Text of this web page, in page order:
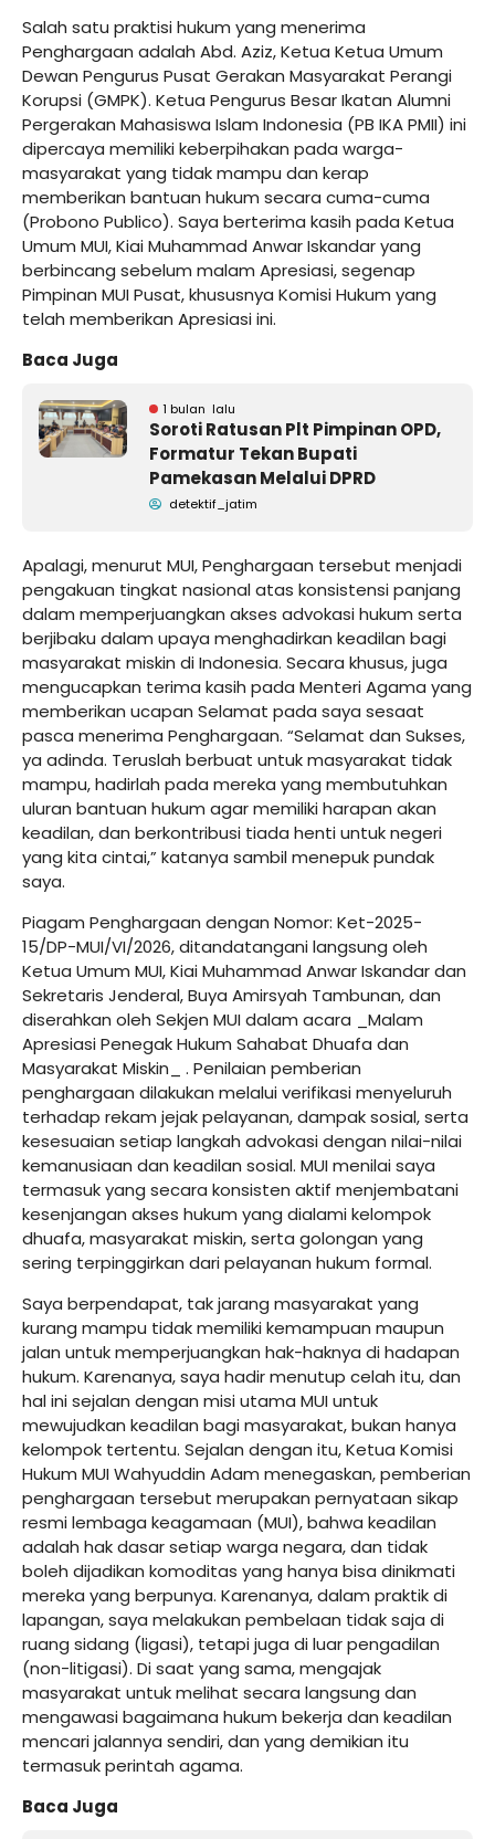
Salah satu praktisi hukum yang menerima
Penghargaan adalah Abd. Aziz, Ketua Ketua Umum
Dewan Pengurus Pusat Gerakan Masyarakat Perangi
Korupsi (GMPK). Ketua Pengurus Besar Ikatan Alumni
Pergerakan Mahasiswa Islam Indonesia (PB IKA PMII) ini
dipercaya memiliki keberpihakan pada warga-
masyarakat yang tidak mampu dan kerap
memberikan bantuan hukum secara cuma-cuma
(Probono Publico). Saya berterima kasih pada Ketua
Umum MUI, Kiai Muhammad Anwar Iskandar yang
berbincang sebelum malam Apresiasi, segenap
Pimpinan MUI Pusat, khususnya Komisi Hukum yang
telah memberikan Apresiasi ini.
Baca Juga
1 bulan lalu
Soroti Ratusan Plt Pimpinan OPD,
Formatur Tekan Bupati
Pamekasan Melalui DPRD
detektif_jatim
Apalagi, menurut MUI, Penghargaan tersebut menjadi
pengakuan tingkat nasional atas konsistensi panjang
dalam memperjuangkan akses advokasi hukum serta
berjibaku dalam upaya menghadirkan keadilan bagi
masyarakat miskin di Indonesia. Secara khusus, juga
mengucapkan terima kasih pada Menteri Agama yang
memberikan ucapan Selamat pada saya sesaat
pasca menerima Penghargaan. “Selamat dan Sukses,
ya adinda. Teruslah berbuat untuk masyarakat tidak
mampu, hadirlah pada mereka yang membutuhkan
uluran bantuan hukum agar memiliki harapan akan
keadilan, dan berkontribusi tiada henti untuk negeri
yang kita cintai,” katanya sambil menepuk pundak
saya.
Piagam Penghargaan dengan Nomor: Ket-2025-
15/DP-MUI/VI/2026, ditandatangani langsung oleh
Ketua Umum MUI, Kiai Muhammad Anwar Iskandar dan
Sekretaris Jenderal, Buya Amirsyah Tambunan, dan
diserahkan oleh Sekjen MUI dalam acara _Malam
Apresiasi Penegak Hukum Sahabat Dhuafa dan
Masyarakat Miskin_ . Penilaian pemberian
penghargaan dilakukan melalui verifikasi menyeluruh
terhadap rekam jejak pelayanan, dampak sosial, serta
kesesuaian setiap langkah advokasi dengan nilai-nilai
kemanusiaan dan keadilan sosial. MUI menilai saya
termasuk yang secara konsisten aktif menjembatani
kesenjangan akses hukum yang dialami kelompok
dhuafa, masyarakat miskin, serta golongan yang
sering terpinggirkan dari pelayanan hukum formal.
Saya berpendapat, tak jarang masyarakat yang
kurang mampu tidak memiliki kemampuan maupun
jalan untuk memperjuangkan hak-haknya di hadapan
hukum. Karenanya, saya hadir menutup celah itu, dan
hal ini sejalan dengan misi utama MUI untuk
mewujudkan keadilan bagi masyarakat, bukan hanya
kelompok tertentu. Sejalan dengan itu, Ketua Komisi
Hukum MUI Wahyuddin Adam menegaskan, pemberian
penghargaan tersebut merupakan pernyataan sikap
resmi lembaga keagamaan (MUI), bahwa keadilan
adalah hak dasar setiap warga negara, dan tidak
boleh dijadikan komoditas yang hanya bisa dinikmati
mereka yang berpunya. Karenanya, dalam praktik di
lapangan, saya melakukan pembelaan tidak saja di
ruang sidang (ligasi), tetapi juga di luar pengadilan
(non-litigasi). Di saat yang sama, mengajak
masyarakat untuk melihat secara langsung dan
mengawasi bagaimana hukum bekerja dan keadilan
mencari jalannya sendiri, dan yang demikian itu
termasuk perintah agama.
Baca Juga